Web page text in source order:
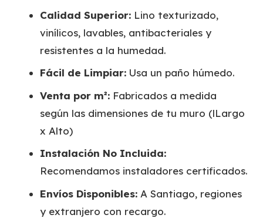
Calidad Superior: Lino texturizado,
vinílicos, lavables, antibacteriales y
resistentes a la humedad.
Fácil de Limpiar: Usa un paño húmedo.
Venta por m²: Fabricados a medida
según las dimensiones de tu muro (lLargo
x Alto)
Instalación No Incluida:
Recomendamos instaladores certificados.
Envíos Disponibles: A Santiago, regiones
y extranjero con recargo.